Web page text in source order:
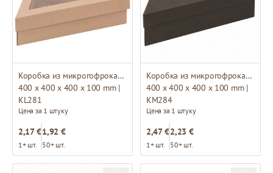
Коробка из микрогофрокартона
400 x 400 x 400 x 100 mm |
KL281
Цена за 1 штуку
2,17 €
1+ шт.
1,92 €
50+ шт.
Коробка из микрогофрокартона
400 x 400 x 400 x 100 mm |
KM284
Цена за 1 штуку
2,47 €
1+ шт.
2,23 €
50+ шт.